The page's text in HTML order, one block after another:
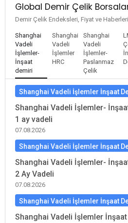
Global Demir Çelik
Demir Çelik Endeksleri, Fiyat ve Haberleri
Shanghai
Vadeli
İşlemler-
İnşaat
demiri
Shanghai
Vadeli
İşlemler
HRC
Shanghai
Vadeli
İşlemler-
Paslanmaz
Çelik
Shanghai Vadeli İşlemler İnşaat
Shanghai Vadeli İşlemler-
1 ay vadeli
07.08.2026
Shanghai Vadeli İşlemler İnşaat
Shanghai Vadeli İşlemler-
2 Ay Vadeli
07.08.2026
Shanghai Vadeli İşlemler İnşaat
Shanghai Vadeli İşlemler